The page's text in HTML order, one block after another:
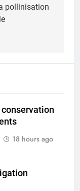
pollinisation
18 hours ago